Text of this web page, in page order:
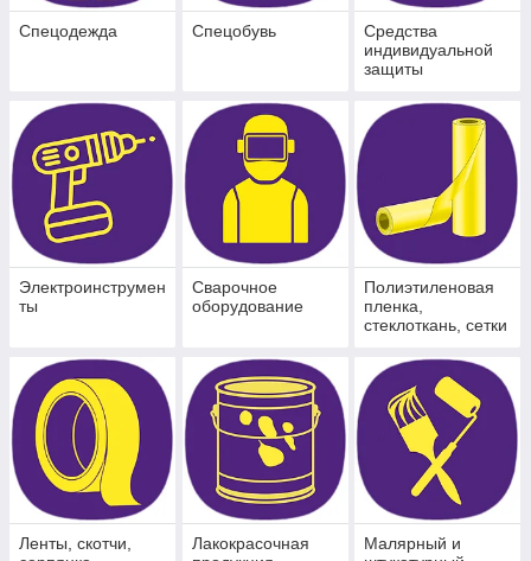
Спецодежда Спецобувь
Средства
индивидуальной
защиты
Электроинструмен
ты
Сварочное
оборудование
Полиэтиленовая
пленка,
стеклоткань, сетки
Ленты, скотчи,
Лакокрасочная
Малярный и